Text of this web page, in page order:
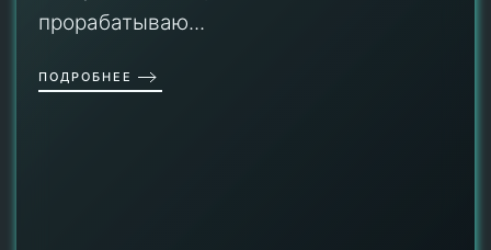
прорабатываю...
ПОДРОБНЕЕ